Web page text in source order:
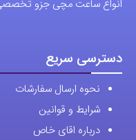
انواع ساعت مچی جزو
دسترسی سریع
نحوه ارسال سفارشات
شرایط و قوانین
درباره اقای خاص